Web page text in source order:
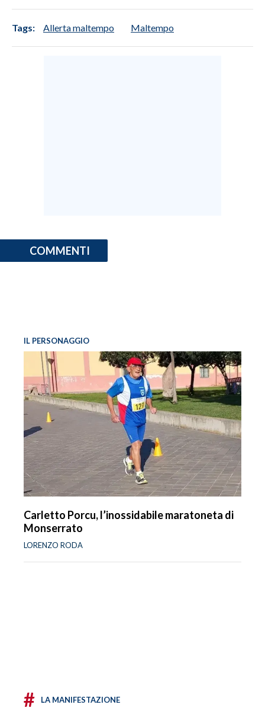
PUBBLICITÀ
SPIAGGE
STORE
Tags: Allerta maltempo Maltempo
COMMENTI
IL PERSONAGGIO
Carletto Porcu, l’inossidabile maratoneta di
Monserrato
LORENZO RODA
# LA MANIFESTAZIONE